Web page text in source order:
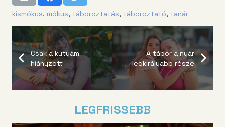
kismókus, mókus, táboroztatás, táboroztató, tanár
Csak a kutyám
hiányzott
A tábor a nyár
legkirályabb része
LEGFRISSEBB